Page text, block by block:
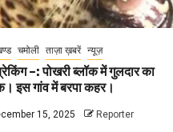
चमोली ताज़ा ख़बरें न्यूज़
–: पोखरी ब्लॉक में गुलदार का
इस गांव में बरपा कहर।
15, 2025 Reporter